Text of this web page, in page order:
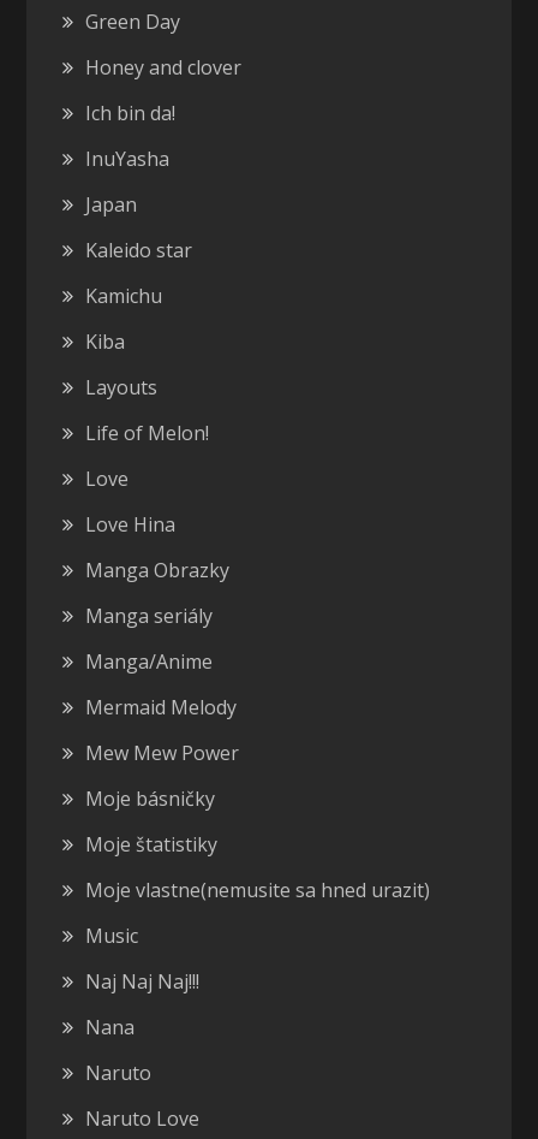
Green Day
Honey and clover
Ich bin da!
InuYasha
Japan
Kaleido star
Kamichu
Kiba
Layouts
Life of Melon!
Love
Love Hina
Manga Obrazky
Manga seriály
Manga/Anime
Mermaid Melody
Mew Mew Power
Moje básničky
Moje štatistiky
Moje vlastne(nemusite sa hned urazit)
Music
Naj Naj Naj!!!
Nana
Naruto
Naruto Love